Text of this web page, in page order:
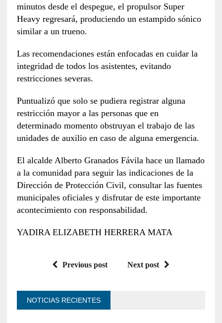
minutos desde el despegue, el propulsor Super
Heavy regresará, produciendo un estampido sónico
similar a un trueno.
Las recomendaciones están enfocadas en cuidar la
integridad de todos los asistentes, evitando
restricciones severas.
Puntualizó que solo se pudiera registrar alguna
restricción mayor a las personas que en
determinado momento obstruyan el trabajo de las
unidades de auxilio en caso de alguna emergencia.
El alcalde Alberto Granados Fávila hace un llamado
a la comunidad para seguir las indicaciones de la
Dirección de Protección Civil, consultar las fuentes
municipales oficiales y disfrutar de este importante
acontecimiento con responsabilidad.
YADIRA ELIZABETH HERRERA MATA
Previous post Next post
NOTICIAS RECIENTES